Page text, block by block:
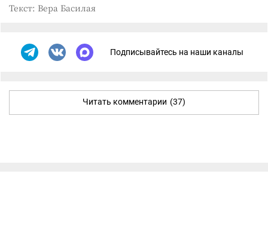
Текст: Вера Басилая
Подписывайтесь на наши каналы
Читать комментарии (37)